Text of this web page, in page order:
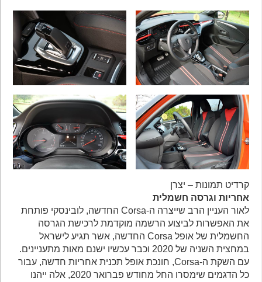
קרדיט תמונות – יצרן
אחריות וגרסה חשמלית
לאור העניין הרב שייצרה ה-Corsa החדשה, לובינסקי פותחת
את האפשרות לביצוע הרשמה מוקדמת לרכישת הגרסה
החשמלית של אופל Corsa החדשה, אשר תגיע לישראל
במחצית השניה של 2020 וכבר עכשיו ישנם מאות מתעניינים.
עם השקת ה-Corsa, חונכת אופל תכנית אחריות חדשה, עבור
כל הדגמים שימסרו החל מחודש פברואר 2020, אלה ייהנו